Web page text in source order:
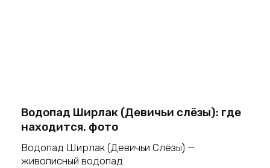
Водопад Ширлак (Девичьи слёзы): где
находится, фото
Водопад Ширлак (Девичьи Слёзы) —
живописный водопад